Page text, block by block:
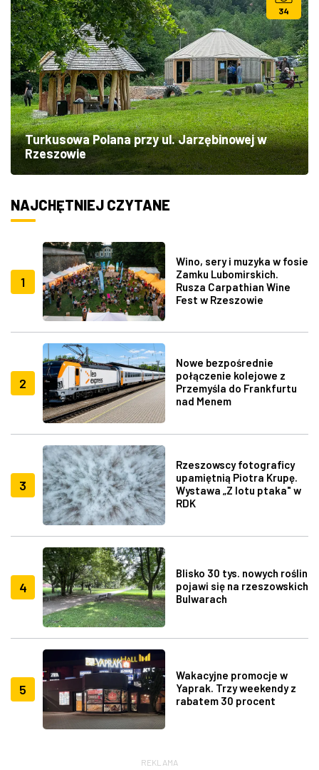
34
Turkusowa Polana przy ul. Jarzębinowej w
Rzeszowie
NAJCHĘTNIEJ CZYTANE
1
Wino, sery i muzyka w fosie
Zamku Lubomirskich.
Rusza Carpathian Wine
Fest w Rzeszowie
2
Nowe bezpośrednie
połączenie kolejowe z
Przemyśla do Frankfurtu
nad Menem
3
Rzeszowscy fotograficy
upamiętnią Piotra Krupę.
Wystawa „Z lotu ptaka" w
RDK
4
Blisko 30 tys. nowych roślin
pojawi się na rzeszowskich
Bulwarach
5
Wakacyjne promocje w
Yaprak. Trzy weekendy z
rabatem 30 procent
REKLAMA